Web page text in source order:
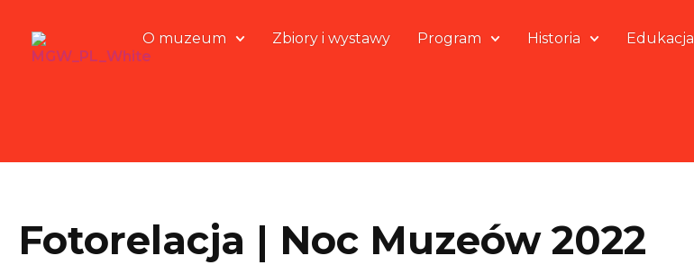
O muzeum Zbiory i wystawy Program Historia Edukacja
Fotorelacja | Noc Muzeów 2022